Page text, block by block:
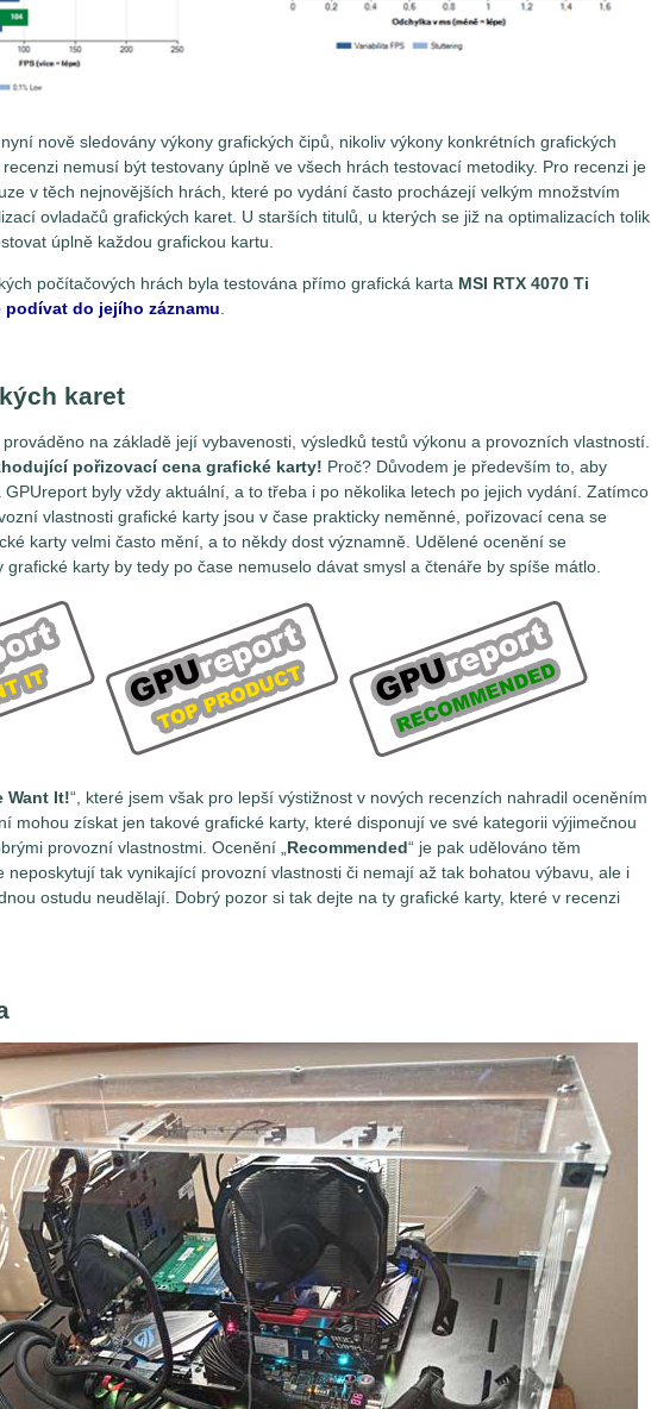
nově sledovány výkony grafických čipů, nikoliv výkony konkrétních grafických
nemusí být testovany úplně ve všech hrách testovací metodiky. Pro recenzi je
v těch nejnovějších hrách, které po vydání často procházejí velkým množstvím
ovladačů grafických karet. U starších titulů, u kterých se již na optimalizacích tolik
úplně každou grafickou kartu.
počítačových hrách byla testována přímo grafická karta MSI RTX 4070 Ti
podívat do jejího záznamu
karet
na základě její vybavenosti, výsledků testů výkonu a provozních vlastností.
pořizovací cena grafické karty! Proč? Důvodem je především to, aby
byly vždy aktuální, a to třeba i po několika letech po jejich vydání. Zatímco
vlastnosti grafické karty jsou v čase prakticky neměnné, pořizovací cena se
karty velmi často mění, a to někdy dost významně. Udělené ocenění se
karty by tedy po čase nemuselo dávat smysl a čtenáře by spíše mátlo.
Want It!“, které jsem však pro lepší výstižnost v nových recenzích nahradil oceněním
mohou získat jen takové grafické karty, které disponují ve své kategorii výjimečnou
provozní vlastnostmi. Ocenění „ Recommended“ je pak udělováno těm
neposkytují tak vynikající provozní vlastnosti či nemají až tak bohatou výbavu, ale i
ostudu neudělají. Dobrý pozor si tak dejte na ty grafické karty, které v recenzi